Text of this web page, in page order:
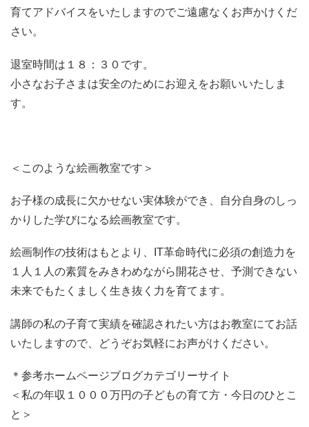
育てアドバイスをいたしますのでご遠慮なくお声かけくだ
さい。
退室時間は１８：３０です。
小さなお子さまは安全のためにお迎えをお願いいたしま
す。
＜このような絵画教室です＞
お子様の成長に欠かせない実体験ができ、自分自身のしっ
かりした学びになる絵画教室です。
絵画制作の技術はもとより、IT革命時代に必須の創造力を
１人１人の素質をみきわめながら開花させ、予測できない
未来でもたくましく生き抜く力を育てます。
講師の私の子育て実績を確認されたい方はお教室にてお話
いたしますので、どうぞお気軽にお声がけください。
＊参考ホームページブログカテゴリーサイト
＜私の年収１０００万円の子どもの育て方・今日のひとこ
と＞